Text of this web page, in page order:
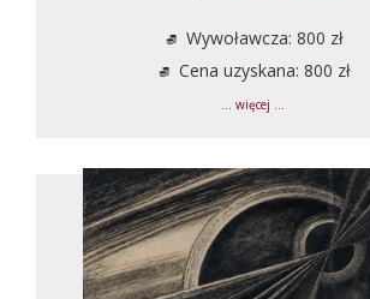
Wywoławcza: 800 zł
Cena uzyskana: 800 zł
... więcej ...